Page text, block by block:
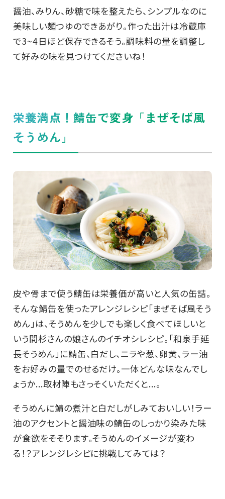
醤油、みりん、砂糖で味を整えたら、シンプルなのに
美味しい麺つゆのできあがり。作った出汁は冷蔵庫
で3~4日ほど保存できるそう。調味料の量を調整し
て好みの味を見つけてくださいね！
栄養満点！鯖缶で変身「まぜそば風
そうめん」
皮や骨まで使う鯖缶は栄養価が高いと人気の缶詰。
そんな鯖缶を使ったアレンジレシピ「まぜそば風そう
めん」は、そうめんを少しでも楽しく食べてほしいと
いう間杉さんの娘さんのイチオシレシピ。「和泉手延
長そうめん」に鯖缶、白だし、ニラや葱、卵黄、ラー油
をお好みの量でのせるだけ。一体どんな味なんでし
ょうか...取材陣もさっそくいただくと...。
そうめんに鯖の煮汁と白だしがしみておいしい！ラー
油のアクセントと醤油味の鯖缶のしっかり染みた味
が食欲をそそります。そうめんのイメージが変わ
る！？アレンジレシピに挑戦してみては？